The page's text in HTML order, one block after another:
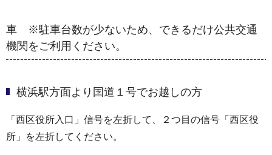
車 ※駐車台数が少ないため、できるだけ公共交通
機関をご利用ください。
横浜駅方面より国道１号でお越しの方
「西区役所入口」信号を左折して、２つ目の信号「西区役
所」を左折してください。